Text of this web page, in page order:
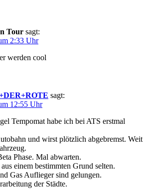
Tour sagt:
2:33 Uhr
werden cool
sagt:
12:55 Uhr
Tempomat habe ich bei ATS erstmal
und wirst plötzlich abgebremst. Weit
Phase. Mal abwarten.
einem bestimmten Grund selten.
Gas Auflieger sind gelungen.
der Städte.